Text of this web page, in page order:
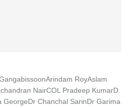
Arindam RoyAslam
NairCOL Pradeep KumarD.
GeorgeDr Chanchal SarinDr Garima